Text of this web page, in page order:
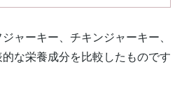
ャーキー、チキンジャーキー、
な栄養成分を比較したものです